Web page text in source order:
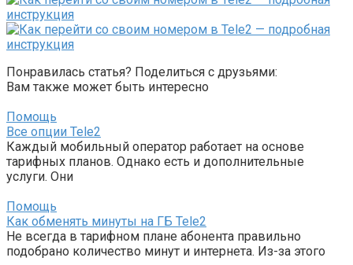
Понравилась статья? Поделиться с друзьями:
Вам также может быть интересно
Помощь
Все опции Tele2
Каждый мобильный оператор работает на основе
тарифных планов. Однако есть и дополнительные
услуги. Они
Помощь
Как обменять минуты на ГБ Tele2
Не всегда в тарифном плане абонента правильно
подобрано количество минут и интернета. Из-за этого